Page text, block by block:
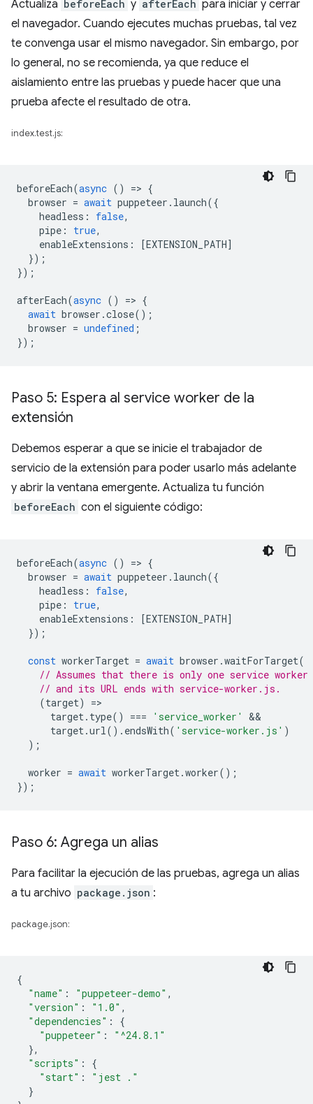
Actualiza beforeEach y afterEach para iniciar y cerrar
el navegador. Cuando ejecutes muchas pruebas, tal vez
te convenga usar el mismo navegador. Sin embargo, por
lo general, no se recomienda, ya que reduce el
aislamiento entre las pruebas y puede hacer que una
prueba afecte el resultado de otra.
index.test.js:
beforeEach(async () => {
browser = await puppeteer . launch({
headless : false,
pipe : true,
enableExtensions : [EXTENSION_PATH]
});
});
afterEach(async () => {
await browser .close();
browser = undefined ;
});
Paso 5: Espera al service worker de la
extensión
Debemos esperar a que se inicie el trabajador de
servicio de la extensión para poder usarlo más adelante
y abrir la ventana emergente. Actualiza tu función
beforeEach con el siguiente código:
beforeEach(async () => {
browser = await puppeteer . launch({
headless : false,
pipe : true,
enableExtensions : [EXTENSION_PATH]
});
const workerTarget = await browser .waitForTarget(
// Assumes that there is only one service worker
// and its URL ends with service-worker.js.
(target) =
target. type() === 'service_worker'
target.url(). endsWith( 'service-worker.js' )
);
worker = await workerTarget.worker();
});
Paso 6: Agrega un alias
Para facilitar la ejecución de las pruebas, agrega un alias
a tu archivo package.json :
package.json:
{
"name" : "puppeteer-demo" ,
"version" : "1.0" ,
"dependencies" :
{
"puppeteer" :
"^24.8.1"
},
"scripts" :
{
"start" :
"jest ."
}